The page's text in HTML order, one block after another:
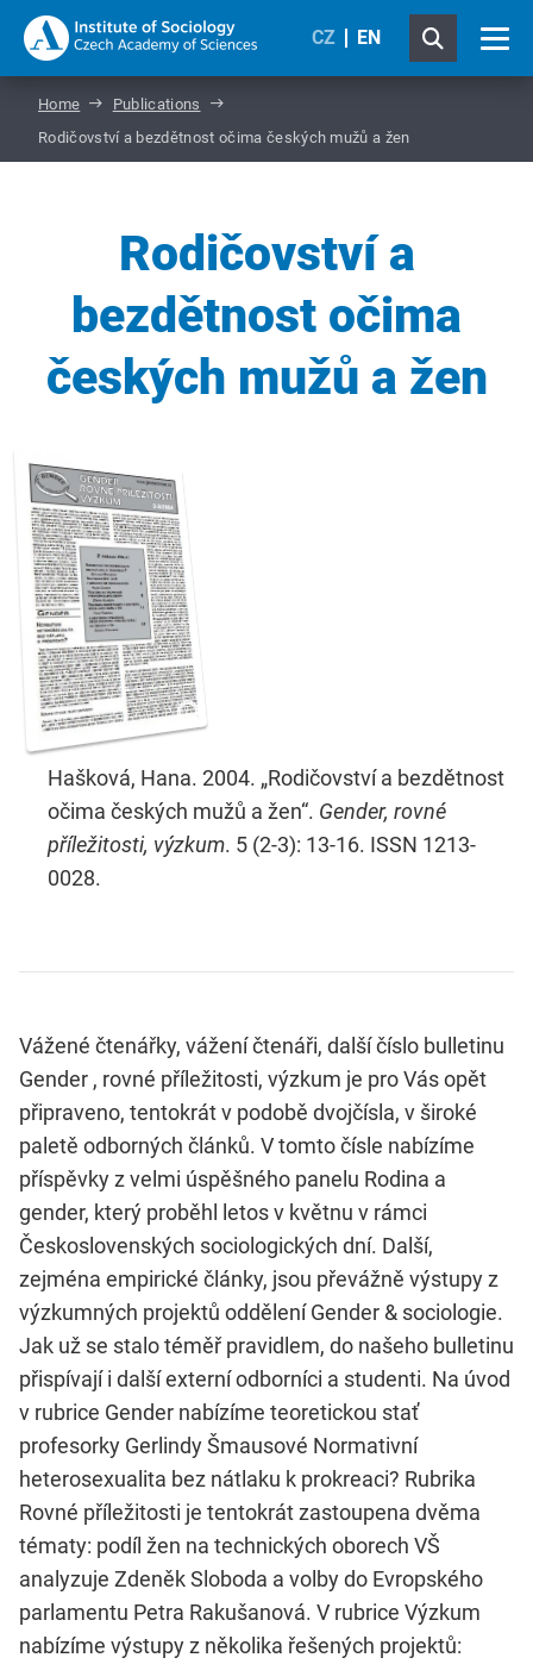
CZ EN
Home
Publications
Rodičovství a bezdětnost očima českých mužů a žen
Rodičovství a
bezdětnost očima
českých mužů a žen
Hašková, Hana. 2004. „Rodičovství a bezdětnost
očima českých mužů a žen“. Gender, rovné
příležitosti, výzkum. 5 (2-3): 13-16. ISSN 1213-
0028.
Vážené čtenářky, vážení čtenáři, další číslo bulletinu
Gender , rovné příležitosti, výzkum je pro Vás opět
připraveno, tentokrát v podobě dvojčísla, v široké
paletě odborných článků. V tomto čísle nabízíme
příspěvky z velmi úspěšného panelu Rodina a
gender, který proběhl letos v květnu v rámci
Československých sociologických dní. Další,
zejména empirické články, jsou převážně výstupy z
výzkumných projektů oddělení Gender & sociologie.
Jak už se stalo téměř pravidlem, do našeho bulletinu
přispívají i další externí odborníci a studenti. Na úvod
v rubrice Gender nabízíme teoretickou stať
profesorky Gerlindy Šmausové Normativní
heterosexualita bez nátlaku k prokreaci? Rubrika
Rovné příležitosti je tentokrát zastoupena dvěma
tématy: podíl žen na technických oborech VŠ
analyzuje Zdeněk Sloboda a volby do Evropského
parlamentu Petra Rakušanová. V rubrice Výzkum
nabízíme výstupy z několika řešených projektů: